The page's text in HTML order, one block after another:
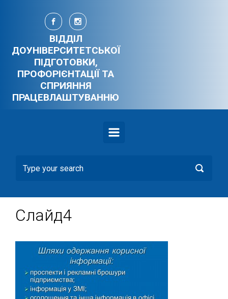
Skip to main content
ВІДДІЛ
ДОУНІВЕРСИТЕТСЬКОЇ
ПІДГОТОВКИ,
ПРОФОРІЄНТАЦІЇ ТА
СПРИЯННЯ
ПРАЦЕВЛАШТУВАННЮ
Слайд4